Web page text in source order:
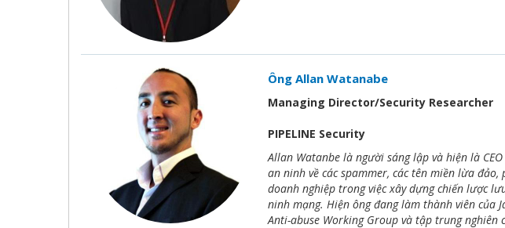
Ông Allan Watanabe
Managing Director/Security Researcher
PIPELINE Security
Allan Watanbe là người sáng lập và hiện là
an ninh về các spammer, các tên miền lừa
doanh nghiệp trong việc xây dựng chiến lược
ninh mạng. Hiện ông đang làm thành viên của
Anti-abuse Working Group và tập trung